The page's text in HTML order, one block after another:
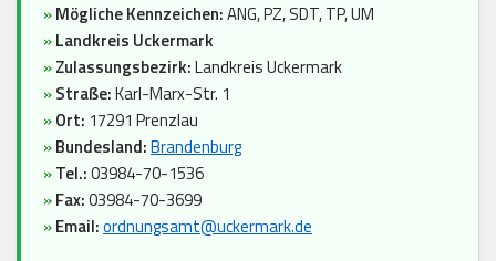
»Mögliche Kennzeichen:ANG, PZ, SDT, TP, UM
»Landkreis Uckermark
»Zulassungsbezirk:Landkreis Uckermark
»Straße:Karl-Marx-Str. 1
»Ort: 17291 Prenzlau
»Bundesland:Brandenburg
»Tel.:03984-70-1536
»Fax:03984-70-3699
»Email:ordnungsamt@uckermark.de